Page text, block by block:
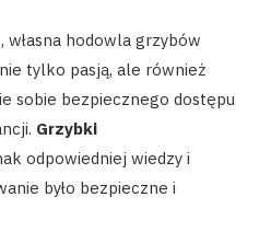
hodowla grzybów
tylko pasją, ale również
sobie bezpiecznego dostępu
Grzybki
odpowiedniej wiedzy i
było bezpieczne i